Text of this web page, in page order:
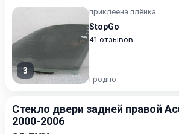
3
приклеена плёнка
StopGo
41 отзывов
Гродно
Стекло двери задней правой
2000-2006